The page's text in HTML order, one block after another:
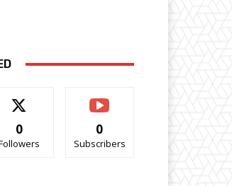
0 0
Subscribers